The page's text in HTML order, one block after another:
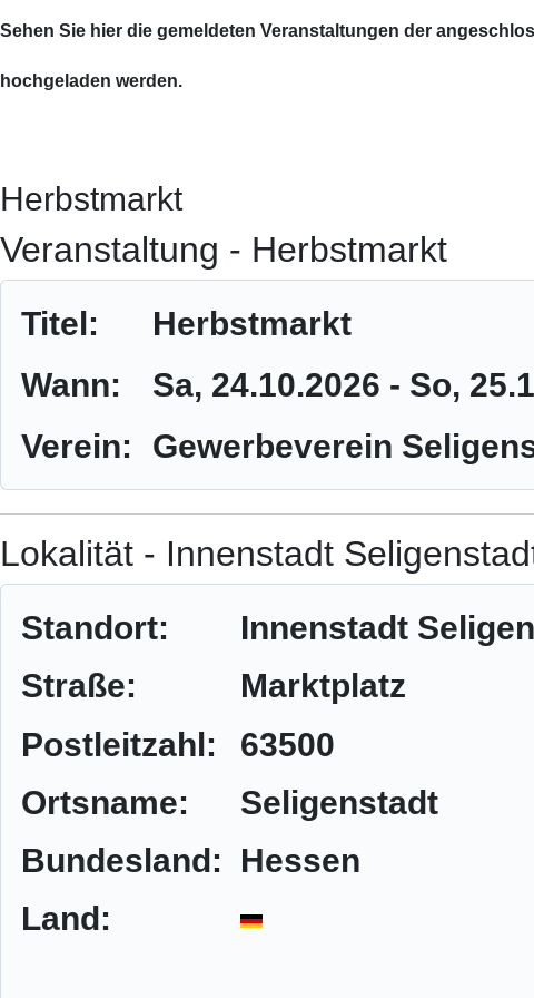
Sehen Sie hier die gemeldeten Veranstaltungen der
hochgeladen werden.
Herbstmarkt
Veranstaltung - Herbstmarkt
Titel:
Herbstmarkt
Wann:
Sa, 24.10.2026 - So,
Verein:
Gewerbeverein
Lokalität - Innenstadt
Standort:
Innenstadt
Straße:
Marktplatz
Postleitzahl:
63500
Ortsname:
Seligenstadt
Bundesland:
Hessen
Land: